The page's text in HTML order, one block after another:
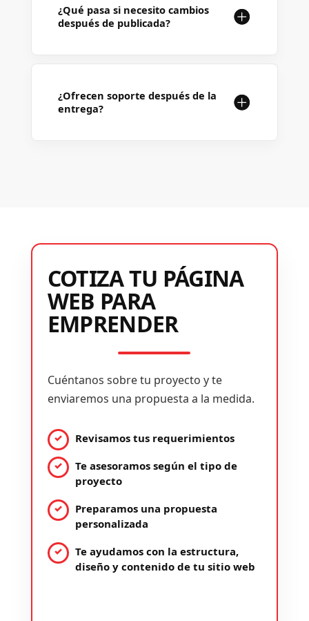
¿Qué pasa si necesito cambios
después de publicada?
¿Ofrecen soporte después de la
entrega?
COTIZA TU PÁGINA
WEB PARA
EMPRENDER
Cuéntanos sobre tu proyecto y te
enviaremos una propuesta a la medida.
Revisamos tus requerimientos
Te asesoramos según el tipo de
proyecto
Preparamos una propuesta
personalizada
Te ayudamos con la estructura,
diseño y contenido de tu sitio web